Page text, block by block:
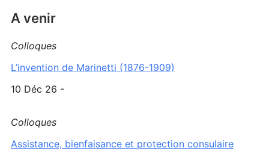
A venir
Colloques
L’invention de Marinetti (1876-1909)
10 Déc 26 -
Colloques
Assistance, bienfaisance et protection consulaire